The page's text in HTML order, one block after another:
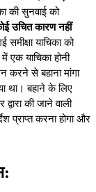
की सुनवाई को
उचित कारण नहीं
याचिका को
याचिका होनी
करने से बहाना मांगा
था। बहाने के लिए
की जाने वाली
प्राप्त करना होगा और